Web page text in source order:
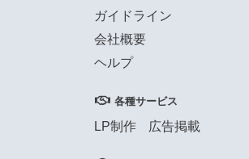
ガイドライン
会社概要
ヘルプ
各種サービス
LP制作 広告掲載